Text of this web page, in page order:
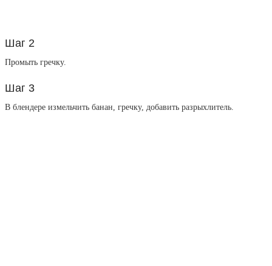
Шаг 2
Промыть гречку.
Шаг 3
В блендере измельчить банан, гречку, добавить разрыхлитель.